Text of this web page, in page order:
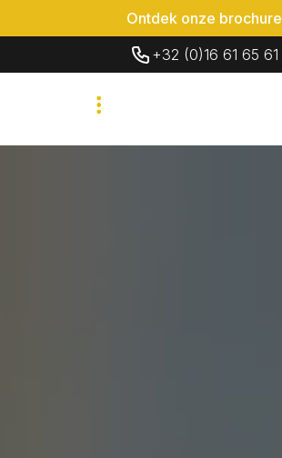
Ontdek onze brochure
+32 (0)16 61 65 61